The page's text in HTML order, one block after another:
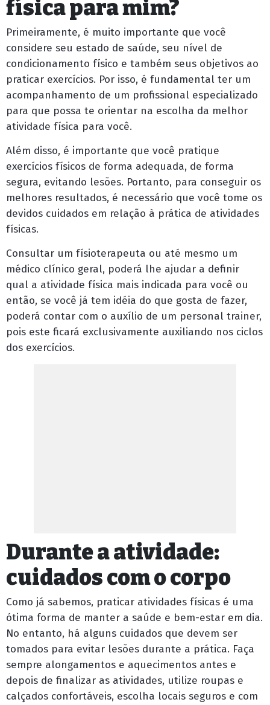
física para mim?
Primeiramente, é muito importante que você
considere seu estado de saúde, seu nível de
condicionamento físico e também seus objetivos ao
praticar exercícios. Por isso, é fundamental ter um
acompanhamento de um profissional especializado
para que possa te orientar na escolha da melhor
atividade física para você.
Além disso, é importante que você pratique
exercícios físicos de forma adequada, de forma
segura, evitando lesões. Portanto, para conseguir os
melhores resultados, é necessário que você tome os
devidos cuidados em relação à prática de atividades
físicas.
Consultar um físioterapeuta ou até mesmo um
médico clínico geral, poderá lhe ajudar a definir
qual a atividade física mais indicada para você ou
então, se você já tem idéia do que gosta de fazer,
poderá contar com o auxílio de um personal trainer,
pois este ficará exclusivamente auxiliando nos ciclos
dos exercícios.
Durante a atividade:
cuidados com o corpo
Como já sabemos, praticar atividades físicas é uma
ótima forma de manter a saúde e bem-estar em dia.
No entanto, há alguns cuidados que devem ser
tomados para evitar lesões durante a prática. Faça
sempre alongamentos e aquecimentos antes e
depois de finalizar as atividades, utilize roupas e
calçados confortáveis, escolha locais seguros e com